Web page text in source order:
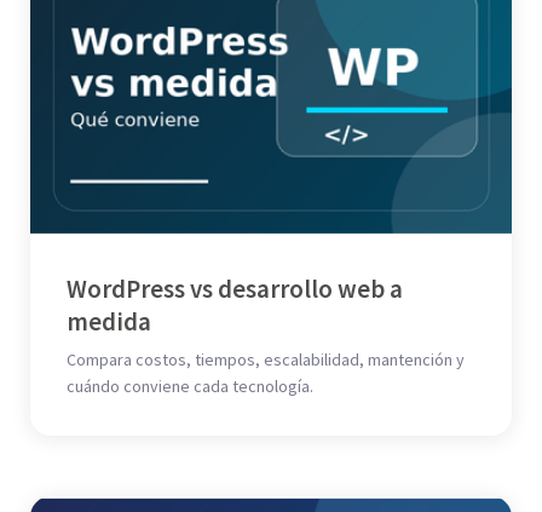
WordPress vs desarrollo web a
medida
Compara costos, tiempos, escalabilidad, mantención y
cuándo conviene cada tecnología.